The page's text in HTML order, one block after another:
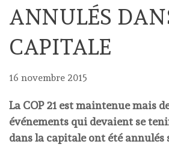
ANNULÉS
CAPITALE
16 novembre 2015
La COP 21 est maintenue mais
événements qui devaient se
dans la capitale ont été annulés